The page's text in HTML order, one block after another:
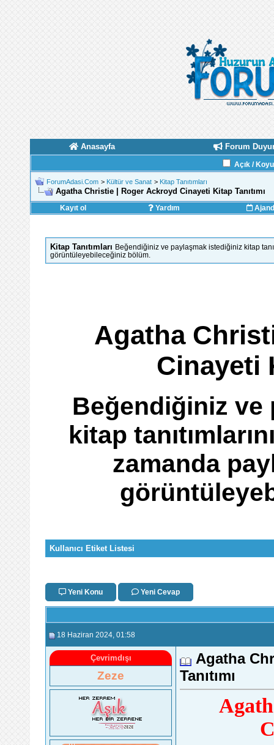
Anasayfa Forum
Açık /
ForumAdasi.Com > Kültür ve Sanat > Kitap Tanıtımları
Agatha Christie | Roger Ackroyd Cinayeti Kitap Tanıtımı
Kayıt ol Yardım
Kitap Tanıtımları Beğendiğiniz ve paylaşmak istediğiniz kitap
görüntüleyebileceğiniz bölüm.
Agatha
Cinayeti
Beğendiğiniz
kitap
zamanda
Kullanıcı Etiket Listesi
Yeni Konu Yeni Cevap
18 Haziran 2024 , 01:58
Çevrimdışı
Zeze
Agatha
Tanıtımı